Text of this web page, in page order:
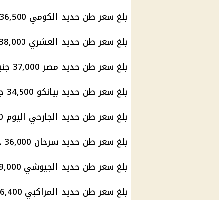
بلغ سعر طن حديد الكومي 36,500 جنيه مصري.
بلغ سعر طن حديد العشري 38,000 جنيه مصري.
بلغ سعر طن حديد مصر 37,000 جنيه مصري.
بلغ سعر طن حديد بيانكو 34,500 جنيه مصري.
بلغ سعر طن حديد الجارحي اليوم 38,000 جنيه مصري.
بلغ سعر طن حديد سرحان 36,000 جنيه مصري.
بلغ سعر طن حديد الجيوشي 39,000 جنيه مصري.
بلغ سعر طن حديد المراكبي 36,400 جنيه مصري.